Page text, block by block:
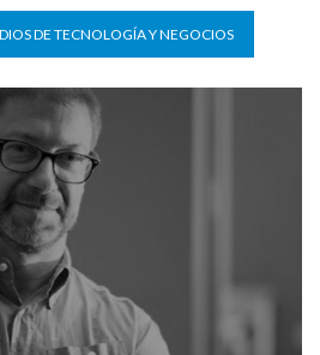
DE TECNOLOGÍA Y NEGOCIOS